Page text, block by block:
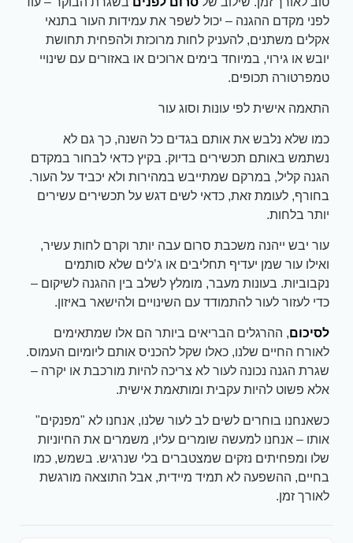
לפני מקדם ההגנה – יכול לשפר את עמידות העור בתנאי
אקלים משתנים, להעניק לחות מרוכזת ולהפחית תחושת
יובש או גירוי, במיוחד בימים ארוכים או באזורים עם שינויי
טמפרטורה תכופים.
התאמה אישית לפי עונות וסוג עור
כמו שלא נלבש את אותם בגדים כל השנה, כך גם לא
נשתמש באותם תכשירים בדיוק. בקיץ כדאי לבחור במקדם
הגנה קליל, במרקם שמתייבש במהירות ולא יכביד על העור.
בחורף, לעומת זאת, כדאי לשים דגש על תכשירים עשירים
יותר בלחות.
עור יבש ייהנה משכבת סרום עבה יותר וקרם לחות עשיר,
ואילו עור שמן יעדיף תחליבים או ג’לים שלא סותמים
נקבוביות. בעונות מעבר, מומלץ לשלב בין ההגנה לשיקום –
כדי לעזור לעור להתמודד עם השינויים ולהישאר באיזון.
לסיכום, ההרגלים הבריאים ביותר הם אלו שמתאימים
לאורח החיים שלנו, כאלו שקל להכניס אותם ליומיום העמוס.
שגרת הגנה נכונה לעור לא צריכה להיות מורכבת או יקרה –
אלא פשוט להיות עקבית ומותאמת אישית.
כשאנחנו בוחרים לשים לב לעור שלנו, אנחנו לא "מפנקים"
אותו – אנחנו למעשה שומרים עליו, משמרים את החיוניות
שלו ומפחיתים נזקים שמצטברים בלי שנרגיש. בשמש, כמו
בחיים, ההשפעה לא תמיד מיידית, אבל התוצאה מורגשת
לאורך זמן.